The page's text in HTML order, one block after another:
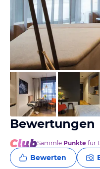
vom Hotelier, Februar
Bewertungen
Sammle Punkte für
Bewerten